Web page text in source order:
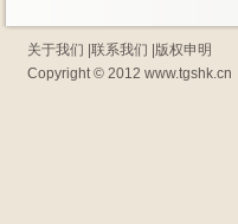
关于我们 联系我们
版权申明
Copyright © 2012 www.tgshk.cn